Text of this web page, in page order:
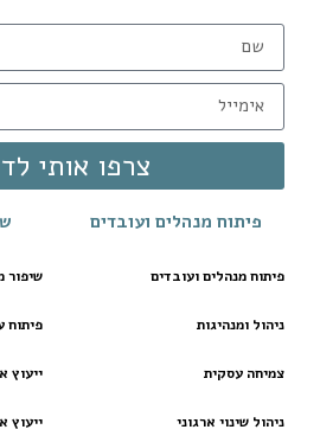
שיפור
פיתוח
ייעוץ
ייעוץ
פיתוח מנהלים ועובדים
פיתוח מנהלים ועובדים
ניהול ומנהיגות
צמיחה עסקית
ניהול שינוי ארגוני
צרפו אותי